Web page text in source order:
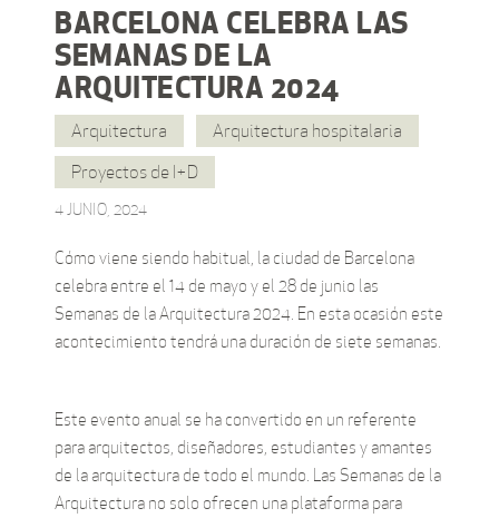
BARCELONA CELEBRA LAS
SEMANAS DE LA
ARQUITECTURA 2024
Arquitectura
Arquitectura hospitalaria
Proyectos de I+D
4 JUNIO, 2024
Cómo viene siendo habitual, la ciudad de Barcelona
celebra entre el 14 de mayo y el 28 de junio las
Semanas de la Arquitectura 2024. En esta ocasión este
acontecimiento tendrá una duración de siete semanas.
Este evento anual se ha convertido en un referente
para arquitectos, diseñadores, estudiantes y amantes
de la arquitectura de todo el mundo. Las Semanas de la
Arquitectura no solo ofrecen una plataforma para